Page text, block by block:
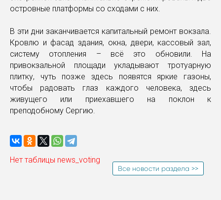
островные платформы со сходами с них.
В эти дни заканчивается капитальный ремонт вокзала.
Кровлю и фасад здания, окна, двери, кассовый зал,
систему отопления – всё это обновили. На
привокзальной площади укладывают тротуарную
плитку, чуть позже здесь появятся яркие газоны,
чтобы радовать глаз каждого человека, здесь
живущего или приехавшего на поклон к
преподобному Сергию.
Нет таблицы news_voting
Все новости раздела >>